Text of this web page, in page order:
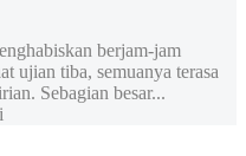
berjam-jam
ujian tiba, semuanya terasa
Sebagian besar...